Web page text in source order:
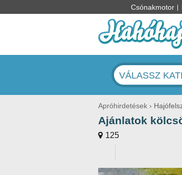
Csónakmotor
VÁLASSZ
Apróhirdetések
Ajánlatok
125